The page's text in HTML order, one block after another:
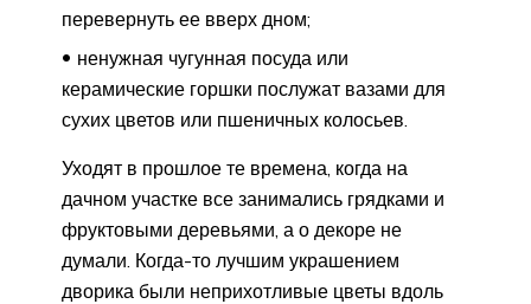
перевернуть ее вверх дном;
ненужная чугунная посуда или
керамические горшки послужат вазами для
сухих цветов или пшеничных колосьев.
Уходят в прошлое те времена, когда на
дачном участке все занимались грядками и
фруктовыми деревьями, а о декоре не
думали. Когда-то лучшим украшением
дворика были неприхотливые цветы вдоль